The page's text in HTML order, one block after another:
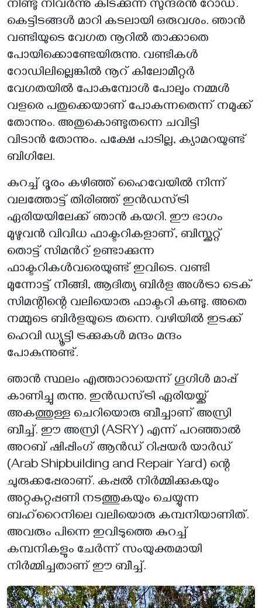
നീണ്ടു നിവർന്നു കിടക്കുന്ന സുന്ദരൻ റോഡ്.
കെട്ടിടങ്ങൾ മാറി കടലായി ഒരുവശം. ഞാൻ
വണ്ടിയുടെ വേഗത നൂറിൽ താക്കാതെ
പോയിക്കൊണ്ടേയിരുന്നു. വണ്ടികൾ
റോഡിലില്ലെങ്കിൽ നൂറ് കിലോമീറ്റർ
വേഗതയിൽ പോകുമ്പോൾ പോലും നമ്മൾ
വളരെ പതുക്കെയാണ് പോകുന്നതെന്ന് നമുക്ക്
തോന്നും. അതുകൊണ്ടുതന്നെ ചവിട്ടി
വിടാൻ തോന്നും. പക്ഷേ പാടില്ല, ക്യാമറയുണ്ട്
ബിഗിലേ.
കുറച്ച് ദൂരം കഴിഞ്ഞ് ഹൈവേയിൽ നിന്ന്
വലത്തോട്ട് തിരിഞ്ഞ് ഇൻഡസ്ട്രി
ഏരിയയിലേക്ക് ഞാൻ കയറി. ഈ ഭാഗം
മുഴുവൻ വിവിധ ഫാക്ടറികളാണ്, ബിസ്ക്കറ്റ്
തൊട്ട് സിമൻറ് ഉണ്ടാക്കുന്ന
ഫാക്ടറികൾവരെയുണ്ട് ഇവിടെ. വണ്ടി
മുന്നോട്ട് നീങ്ങി, ആദിത്യ ബിർള അൾട്രാ ടെക്
സിമന്റിന്റെ വലിയൊരു ഫാക്ടറി കണ്ടു. അതെ
നമ്മുടെ ബിർളയുടെ തന്നെ. വഴിയിൽ ഇടക്ക്
ഹെവി ഡ്യൂട്ടി ട്രക്കുകൾ മന്ദം മന്ദം
പോകുന്നുണ്ട്.
ഞാൻ സ്ഥലം എത്താറായെന്ന് ഗൂഗിൾ മാപ്പ്
കാണിച്ചു തന്നു. ഇൻഡസ്ട്രി ഏരിയയ്ക്ക്
അകത്തുള്ള ചെറിയൊരു ബീച്ചാണ് അസ്രി
ബീച്ച്. ഈ അസ്രി (ASRY) എന്ന് പറഞ്ഞാൽ
അറബ് ഷിപ്പിംഗ് ആൻഡ് റിപ്പയർ യാർഡ്
(Arab Shipbuilding and Repair Yard) ന്റെ
ചുരുക്കപ്പേരാണ്. കപ്പൽ നിർമ്മിക്കുകയും
അറ്റകുറ്റപ്പണി നടത്തുകയും ചെയ്യുന്ന
ബഹ്‌റൈനിലെ വലിയൊരു കമ്പനിയാണിത്.
അവരും പിന്നെ ഇവിടുത്തെ കുറച്ച്
കമ്പനികളും ചേർന്ന് സംയുക്തമായി
നിർമ്മിച്ചതാണ് ഈ ബീച്ച്.